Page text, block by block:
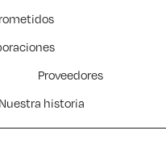
Proveedores
Nuestra historia